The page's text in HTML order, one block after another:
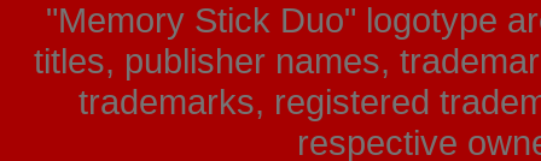
"Memory Stick Duo" logotype
titles, publisher names,
trademarks, registered
respective